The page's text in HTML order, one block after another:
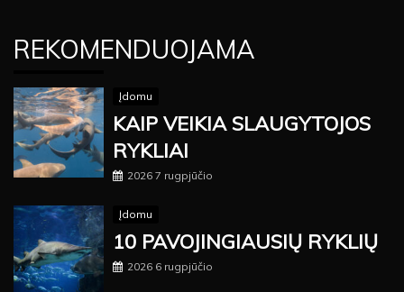
REKOMENDUOJAMA
Įdomu
KAIP VEIKIA SLAUGYTOJOS
RYKLIAI
2026 7 rugpjūčio
Įdomu
10 PAVOJINGIAUSIŲ RYKLIŲ
2026 6 rugpjūčio